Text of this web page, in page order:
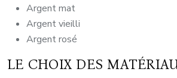
Argent mat
Argent vieilli
Argent rosé
LE CHOIX DES